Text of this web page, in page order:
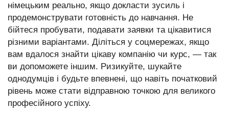
німецьким реально, якщо докласти зусиль і
продемонструвати готовність до навчання. Не
бійтеся пробувати, подавати заявки та цікавитися
різними варіантами. Діліться у соцмережах, якщо
вам вдалося знайти цікаву компанію чи курс, — так
ви допоможете іншим. Ризикуйте, шукайте
однодумців і будьте впевнені, що навіть початковий
рівень може стати відправною точкою для великого
професійного успіху.